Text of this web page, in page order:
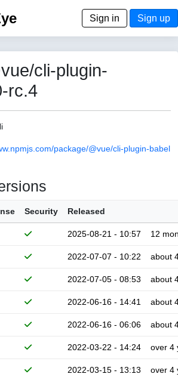
Sign in Sign up
cli-plugin-
rc.4
package/@vue/cli-plugin-babel
Security Released
2025-08-21 - 10:57 12
2022-07-07 - 10:22 about
2022-07-05 - 08:53 about
2022-06-16 - 14:41 about
2022-06-16 - 06:06 about
2022-03-22 - 14:24 over 4
2022-03-15 - 13:13 over 4